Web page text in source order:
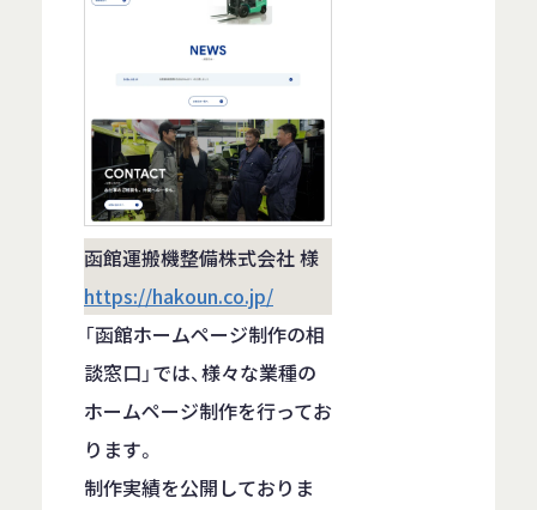
函館運搬機整備株式会社 様
https://hakoun.co.jp/
「函館ホームページ制作の相
談窓口」では、様々な業種の
ホームページ制作を行ってお
ります。
制作実績を公開しておりま